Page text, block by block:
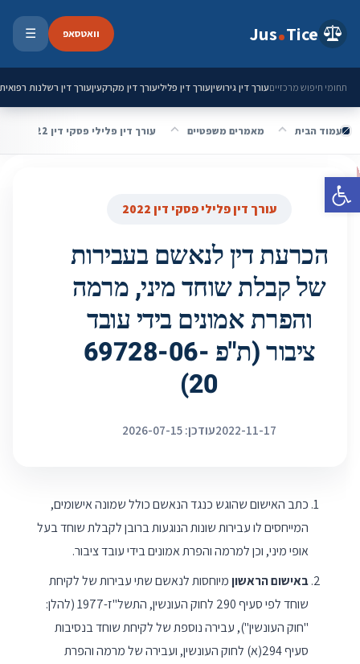
פתח סרגל נגישות
Jus Tice וואטסאפ ☰
תחומי חיפוש מרכזייםעורך דין גירושיןעורך דין פליליעורך דין מקרקעיןעורך דין רשלנות רפואית
עמוד הבית מאמרים משפטיים עורך דין פלילי פסקי דין 2022
עורך דין פלילי פסקי דין 2022
הכרעת דין לנאשם בעבירות
של קבלת שוחד מיני, מרמה
והפרת אמונים בידי עובד
ציבור (ת"פ 69728-06-
20)
2022-11-17עודכן: 2026-07-15
כתב האישום שהוגש כנגד הנאשם כולל שמונה אישומים,
המייחסים לו עבירות שונות הנוגעות ברובן לקבלת שוחד בעל
אופי מיני, וכן למרמה והפרת אמונים בידי עובד ציבור.
באישום הראשוןמיוחסות לנאשם שתי עבירות של לקיחת
שוחד לפי סעיף 290 לחוק העונשין, התשל"ז-1977 (להלן:
"חוק העונשין"), עבירה נוספת של לקיחת שוחד בנסיבות
סעיף 294(א) לחוק העונשין, ועבירה של מרמה והפרת